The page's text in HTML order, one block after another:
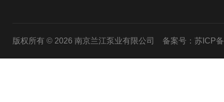
版权所有 © 2026 南京兰江泵业有限公司 备案号：苏ICP